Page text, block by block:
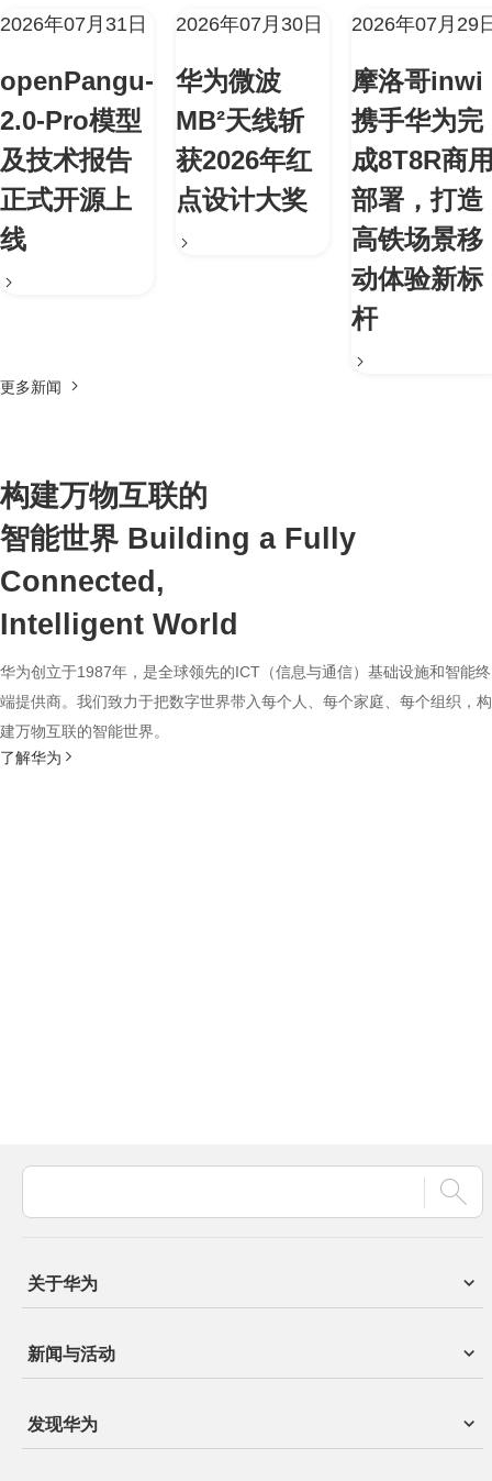
2026年07月31日
openPangu-
2.0-Pro模型
及技术报告
正式开源上
线
2026年07月30日
华为微波
MB²天线斩
获2026年红
点设计大奖
2026年07月29
摩洛哥inwi
携手华为完
成8T8R商
部署，打造
高铁场景移
动体验新标
杆
更多新闻
构建万物互联的
智能世界 Building a Fully
Connected,
Intelligent World
华为创立于1987年，是全球领先的ICT（信息与通信）基础设施和智能终
端提供商。我们致力于把数字世界带入每个人、每个家庭、每个组织，构
建万物互联的智能世界。
了解华为
关于华为
新闻与活动
发现华为